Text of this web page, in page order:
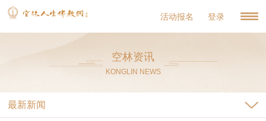
活动报名 登录
空林资讯
KONGLIN NEWS
最新新闻